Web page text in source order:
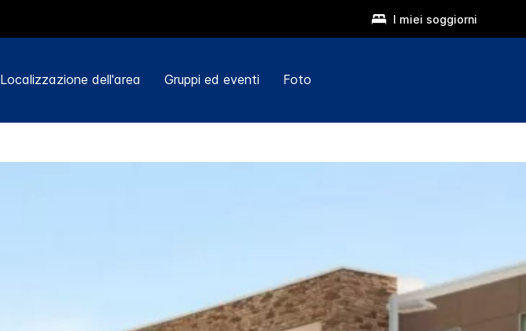
I miei soggiorni
Localizzazione dell'area Gruppi ed eventi Foto